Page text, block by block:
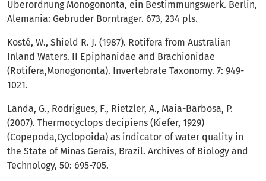
Überordnung Monogononta, ein Bestimmungswerk. Berlin,
Alemania: Gebruder Borntrager. 673, 234 pls.
Kosté, W., Shield R. J. (1987). Rotifera from Australian
Inland Waters. II Epiphanidae and Brachionidae
(Rotifera,Monogononta). Invertebrate Taxonomy. 7: 949-
1021.
Landa, G., Rodrigues, F., Rietzler, A., Maia-Barbosa, P.
(2007). Thermocyclops decipiens (Kiefer, 1929)
(Copepoda,Cyclopoida) as indicator of water quality in
the State of Minas Gerais, Brazil. Archives of Biology and
Technology, 50: 695-705.